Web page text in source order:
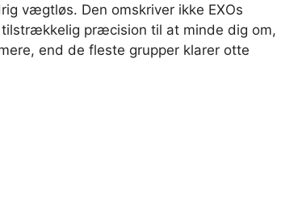
vægtløs. Den omskriver ikke EXOs
præcision til at minde dig om,
end de fleste grupper klarer otte